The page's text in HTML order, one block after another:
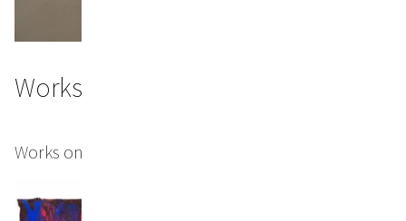
Works
Works on large format paper (selection)